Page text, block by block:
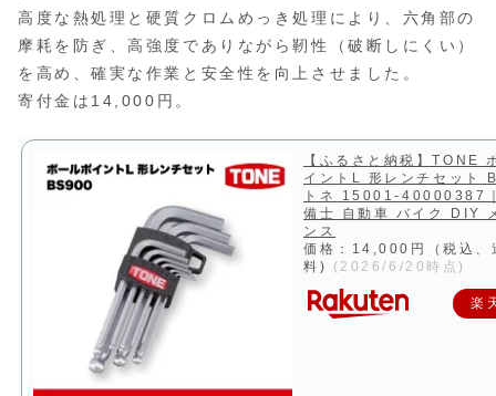
高度な熱処理と硬質クロムめっき処理により、六角部の
摩耗を防ぎ、高強度でありながら靭性（破断しにくい）
を高め、確実な作業と安全性を向上させました。
寄付金は14,000円。
【ふるさと納税】TONE
イントL 形レンチセット
トネ 15001-40000387
備士 自動車 バイク DIY
ンス
価格：14,000円（税込、
料)
(2026/6/20時点)
楽